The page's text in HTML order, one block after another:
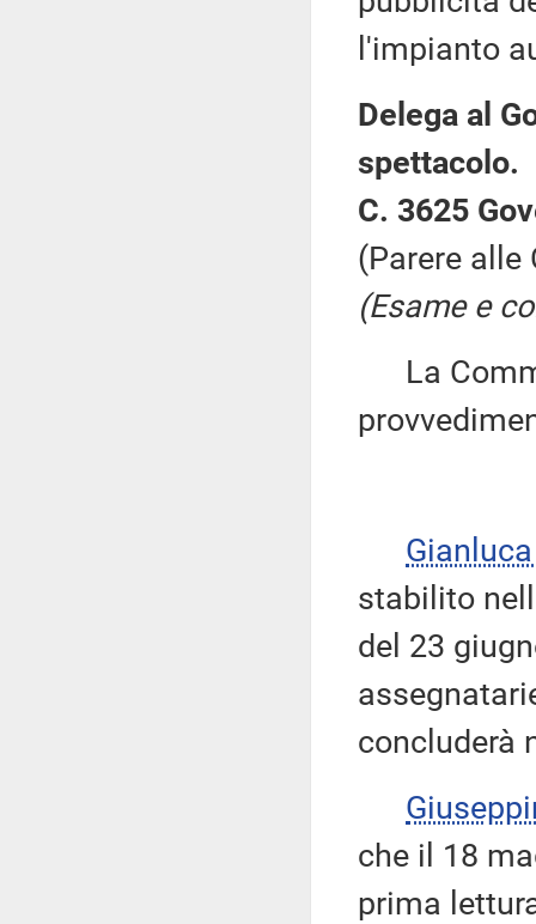
l'impianto
Delega al
spettacolo.
C. 3625
(Parere alle
(Esame e
La
stabilito
del 23
concluderà
che il 18
prima